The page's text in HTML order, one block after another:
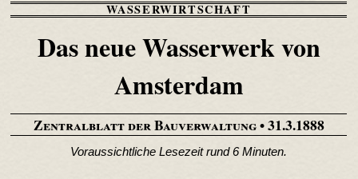
WASSERWIRTSCHAFT
Das neue Wasserwerk von
Amsterdam
Zentralblatt der Bauverwaltung• 31.3.1888
Voraussichtliche Lesezeit rund 6 Minuten.